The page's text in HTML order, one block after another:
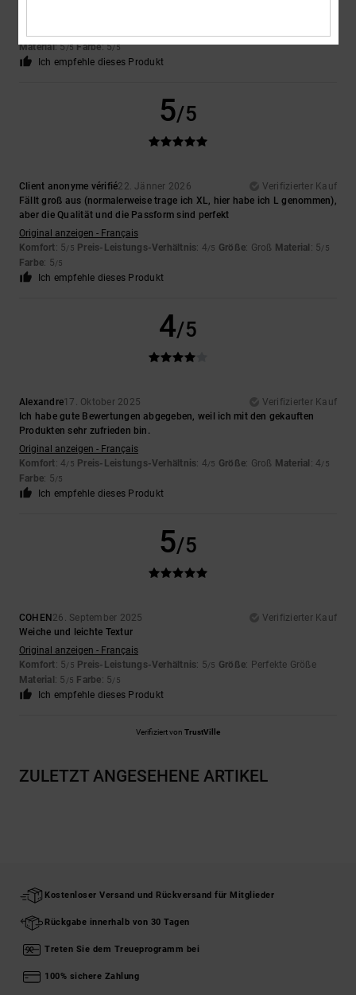
Material: 5/5 Farbe: 5/5
Ich empfehle dieses Produkt
5/5
Client anonyme vérifié22. Jänner 2026
Verifizierter Kauf
Fällt groß aus (normalerweise trage ich XL, hier habe ich L genommen),
aber die Qualität und die Passform sind perfekt
Original anzeigen - Français
Komfort: 5/5 Preis-Leistungs-Verhältnis: 4/5 Größe: Groß Material : 5/5
Farbe: 5/5
Ich empfehle dieses Produkt
4/5
Alexandre17. Oktober 2025
Verifizierter Kauf
Ich habe gute Bewertungen abgegeben, weil ich mit den gekauften
Produkten sehr zufrieden bin.
Original anzeigen - Français
Komfort: 4/5 Preis-Leistungs-Verhältnis: 4/5 Größe: Groß Material : 4/5
Farbe: 5/5
Ich empfehle dieses Produkt
5/5
COHEN 26. September 2025
Verifizierter Kauf
Weiche und leichte Textur
Original anzeigen - Français
Komfort: 5/5 Preis-Leistungs-Verhältnis: 5/5 Größe: Perfekte Größe
Material : 5 /5 Farbe: 5/5
Ich empfehle dieses Produkt
Verifiziert von TrustVille
ZULETZT ANGESEHENE ARTIKEL
Kostenloser Versand und Rückversand für Mitglieder
Rückgabe innerhalb von 30 Tagen
Treten Sie dem Treueprogramm bei
100% sichere Zahlung